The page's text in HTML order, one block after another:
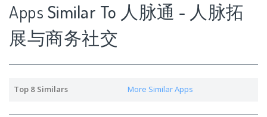
Apps Similar To 人脉通 - 人脉拓
展与商务社交
Top 8 Similars More Similar Apps